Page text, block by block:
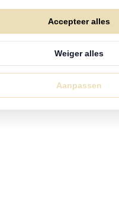
Accepteer alles
Weiger alles
Aanpassen